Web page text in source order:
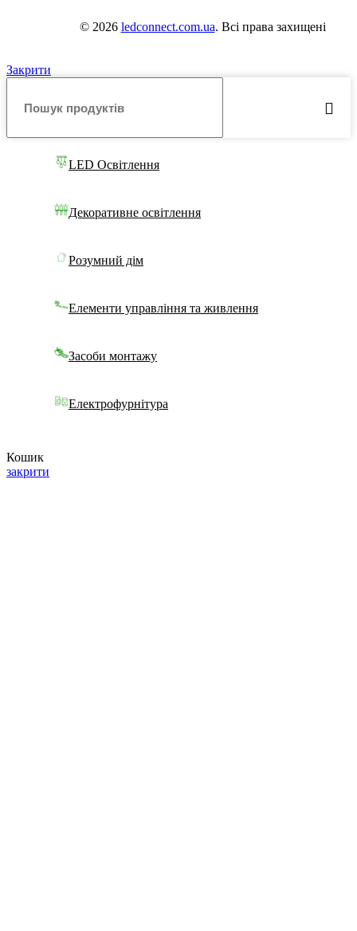
© 2026 ledconnect.com.ua. Всі права захищені
Закрити
LED Освітлення
Декоративне освітлення
Розумний дім
Елементи управління та живлення
Засоби монтажу
Електрофурнітура
Кошик
закрити